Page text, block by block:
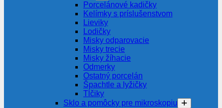
Porcelánové kadičky
Kelímky s príslušenstvom
Lieviky
Lodičky
Misky odparovacie
Misky trecie
Misky žíhacie
Odmerky
Ostatný porcelán
Špachtle a lyžičky
Tĺčiky
Sklo a pomôcky pre mikroskopiu